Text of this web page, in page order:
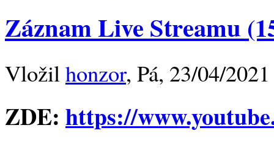
Záznam Live Streamu
Vložilhonzor, Pá, 23/04/
ZDE: https://